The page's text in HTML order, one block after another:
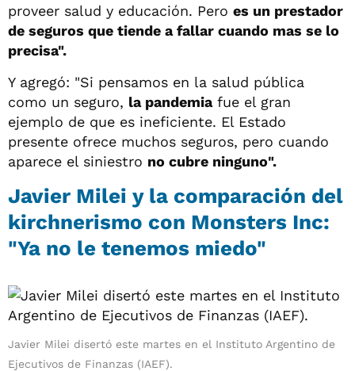
proveer salud y educación. Pero es un prestador
de seguros que tiende a fallar cuando mas se lo
precisa".
Y agregó: "Si pensamos en la salud pública
como un seguro, la pandemiafue el gran
ejemplo de que es ineficiente. El Estado
presente ofrece muchos seguros, pero cuando
aparece el siniestro no cubre ninguno".
Javier Milei y la comparación del
kirchnerismo con Monsters Inc:
"Ya no le tenemos miedo"
Javier Milei disertó este martes en el Instituto Argentino de
Ejecutivos de Finanzas (IAEF).